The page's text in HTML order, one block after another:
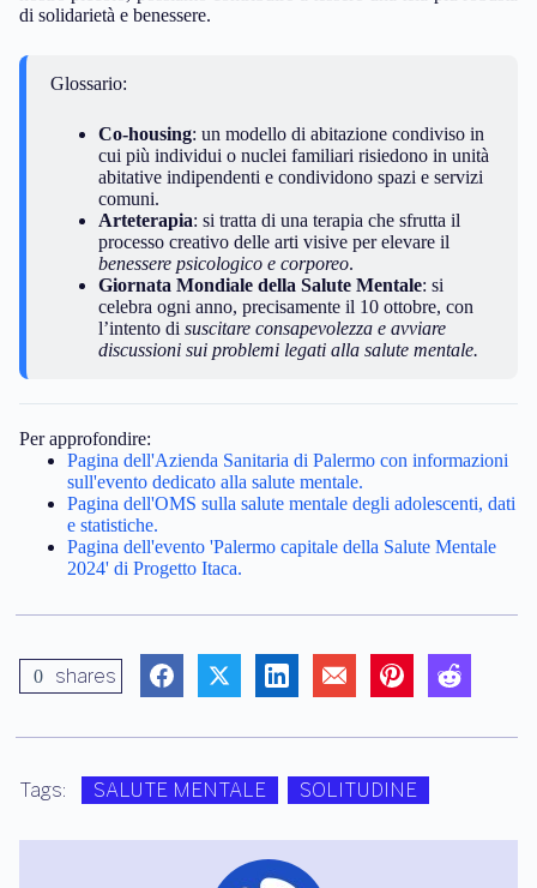
di solidarietà e benessere.
Glossario:
Co-housing: un modello di abitazione condiviso in
cui più individui o nuclei familiari risiedono in unità
abitative indipendenti e condividono spazi e servizi
comuni.
Arteterapia: si tratta di una terapia che sfrutta il
processo creativo delle arti visive per elevare il
benessere psicologico e corporeo.
Giornata Mondiale della Salute Mentale: si
celebra ogni anno, precisamente il 10 ottobre, con
l’intento di suscitare consapevolezza e avviare
discussioni sui problemi legati alla salute mentale.
Per approfondire:
Pagina dell'Azienda Sanitaria di Palermo con informazioni
sull'evento dedicato alla salute mentale.
Pagina dell'OMS sulla salute mentale degli adolescenti, dati
e statistiche.
Pagina dell'evento 'Palermo capitale della Salute Mentale
2024' di Progetto Itaca.
0 shares
Tags: SALUTE MENTALE SOLITUDINE